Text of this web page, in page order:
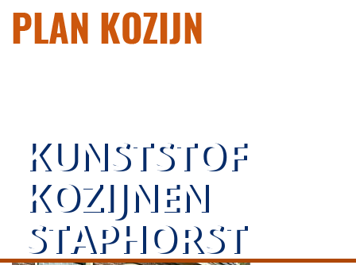
KUNSTSTOF
KOZIJNEN
STAPHORST